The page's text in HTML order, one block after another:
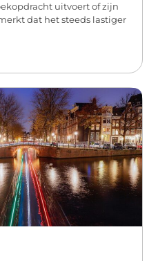
uitvoert of zijn
dat het steeds lastiger